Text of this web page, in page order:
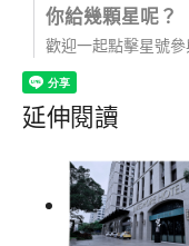
你給幾顆星呢？
歡迎一起點擊星號參
延伸閱讀